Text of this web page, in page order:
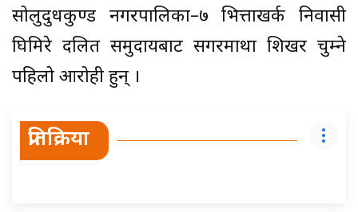
सोलुदुधकुण्ड नगरपालिका–७ भित्ताखर्क निवासी
घिमिरे दलित समुदायबाट सगरमाथा शिखर चुम्ने
पहिलो आरोही हुन् ।
प्रतिक्रिया